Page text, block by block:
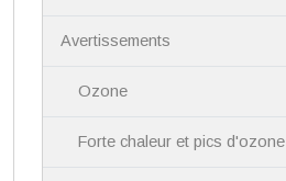
Avertissements
Ozone
Forte chaleur et pics d'ozone